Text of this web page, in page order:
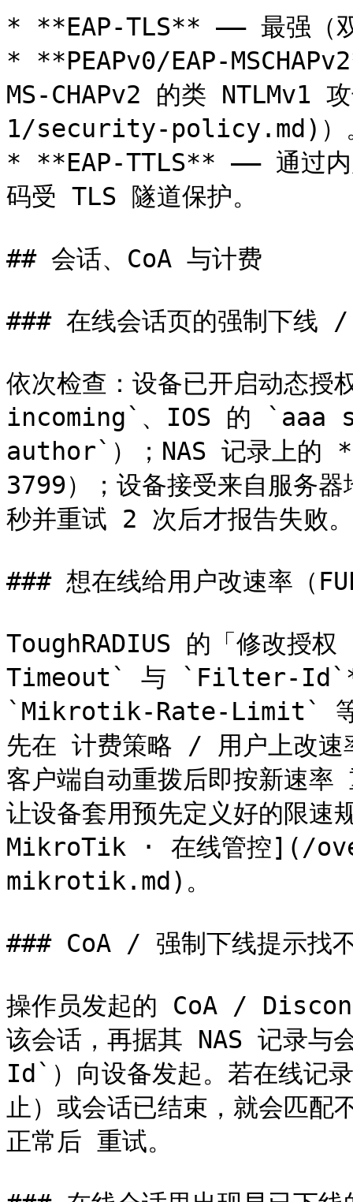
* **EAP-TLS** —— 最强（双
* **PEAPv0/EAP-
MS-CHAPv2 的类 NTLMv1
1/security-policy.md)）
* **EAP-TTLS** —— 通过内
码受 TLS 隧道保护。
## 会话、CoA 与计费
### 在线会话页的强制下线
依次检查：设备已开启动态
incoming`、IOS 的
author`）；NAS 记录上的
3799）；设备接受来自服务
秒并重试 2 次后才报告失败。
### 想在线给用户改速率（
ToughRADIUS 的「修改授
Timeout` 与 `Filter-
`Mikrotik-Rate-Limit` 等限
先在 计费策略 / 用户上改速
客户端自动重拨后即按新
让设备套用预先定义好的限
MikroTik · 在线管控](/
mikrotik.md)。
### CoA / 强制下线提示找
操作员发起的 CoA /
该会话，再据其 NAS 记录
Id`）向设备发起。若在线记
止）或会话已结束，就会匹配
正常后 重试。